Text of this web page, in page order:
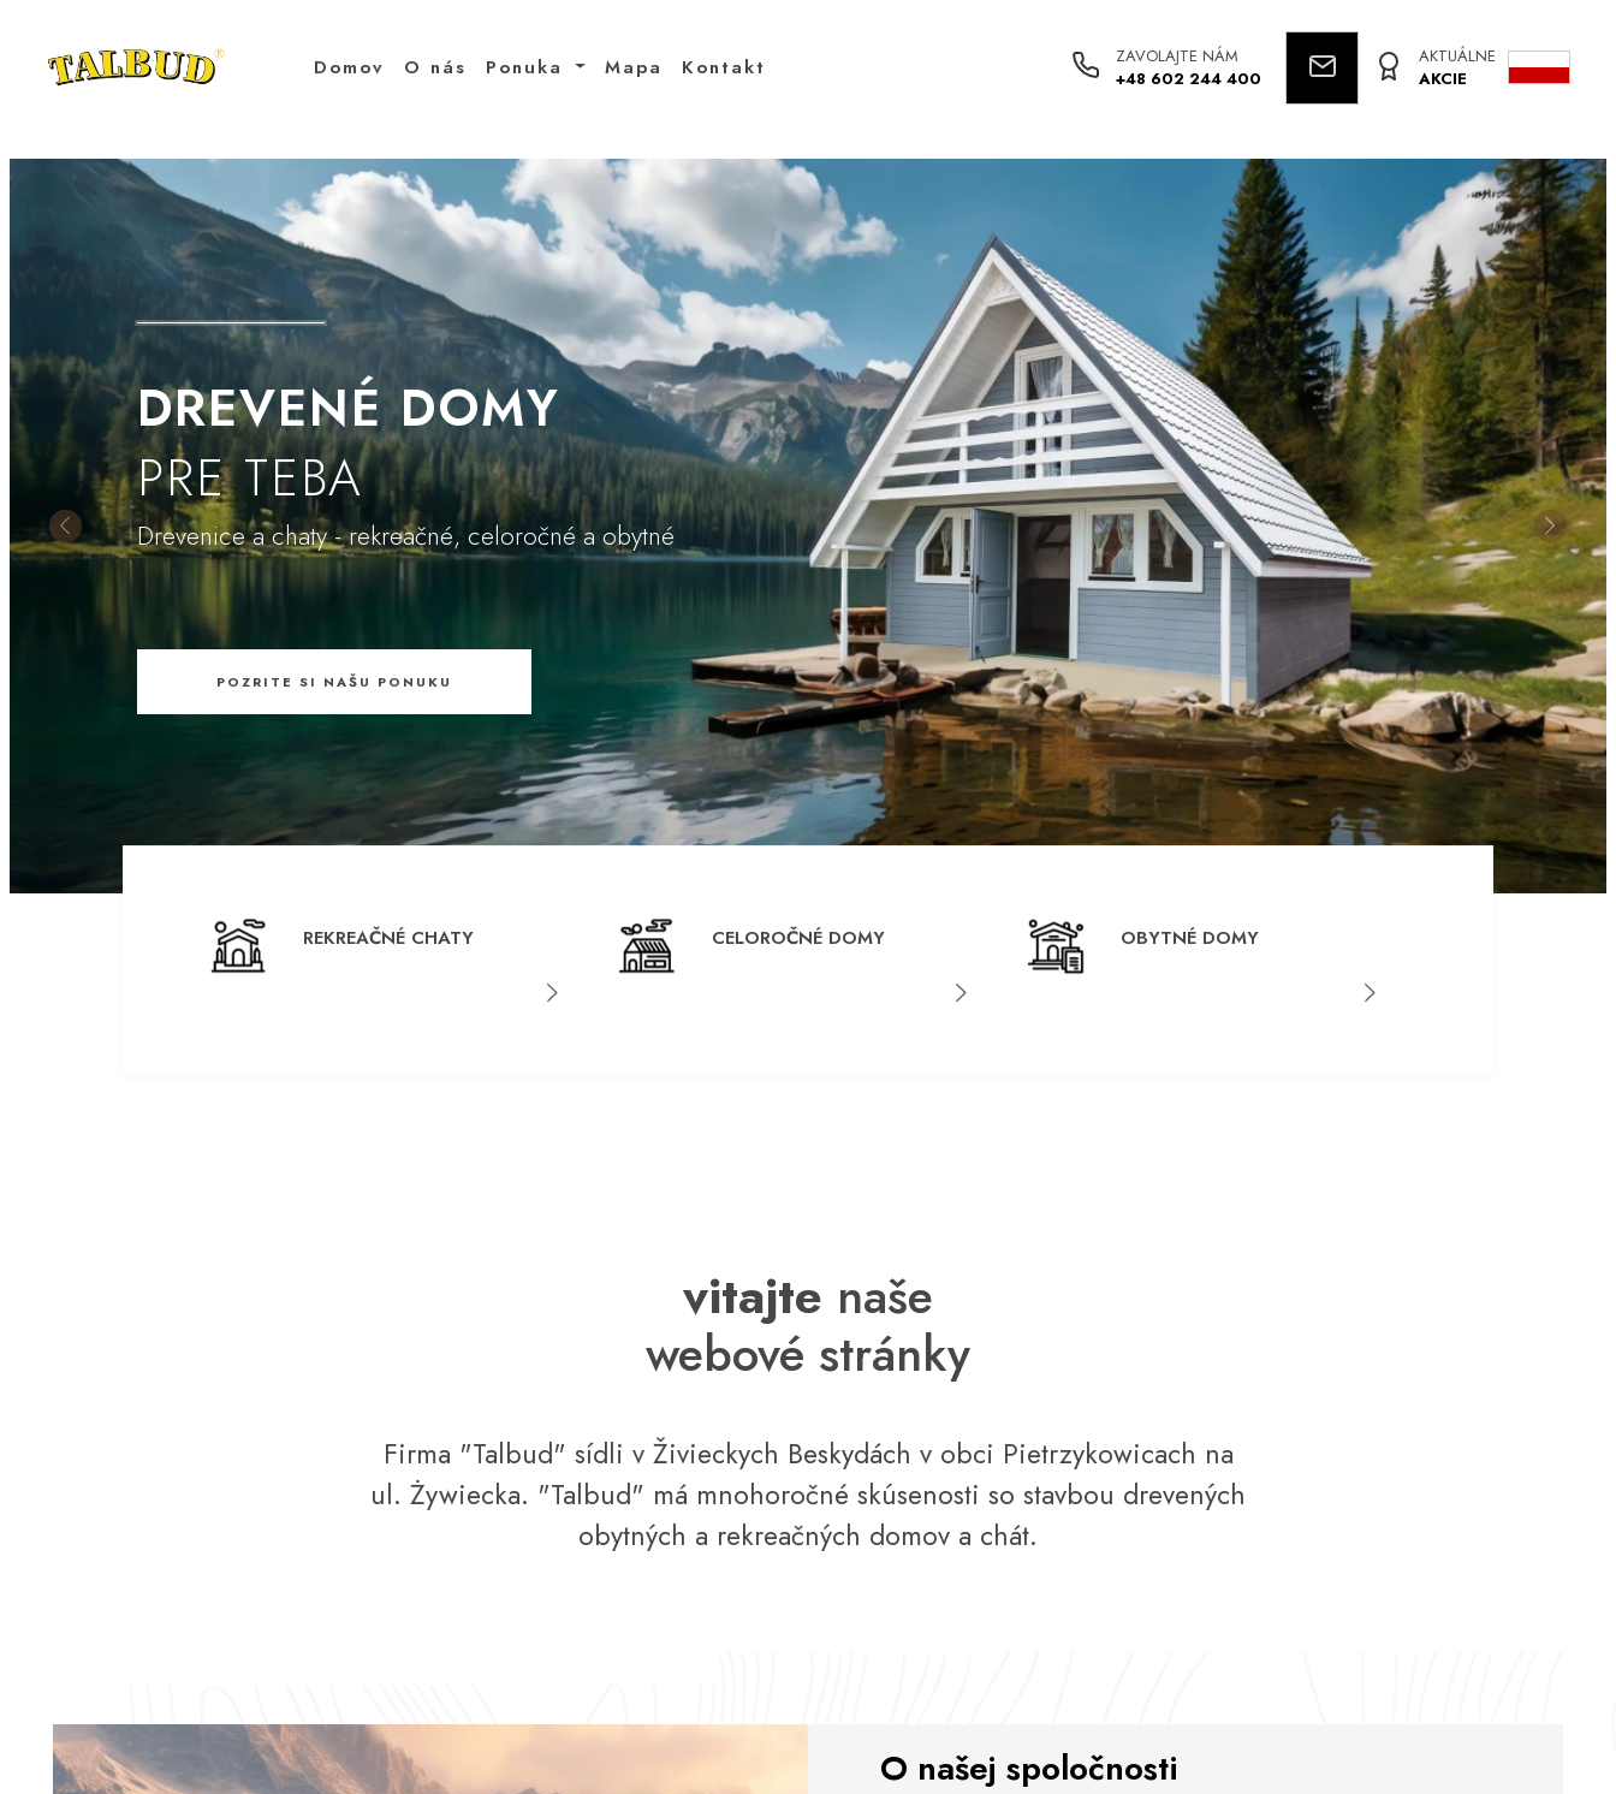
Domov O nás Ponuka Mapa Kontakt
ZAVOLAJTE NÁM
+48 602 244 400
AKTUÁLNE
AKCIE
DREVENÉ DOMY
PRE TEBA
Drevenice a chaty - rekreačné, celoročné a obytné
POZRITE SI NAŠU PONUKU
Poprzedni
REKREAČNÉ CHATY CELOROČNÉ DOMY OBYTNÉ DOMY
vitajte naše
webové stránky
Firma "Talbud" sídli v Živieckych Beskydách v obci Pietrzykowicach na
ul. Żywiecka. "Talbud" má mnohoročné skúsenosti so stavbou drevených
obytných a rekreačných domov a chát.
O našej spoločnosti